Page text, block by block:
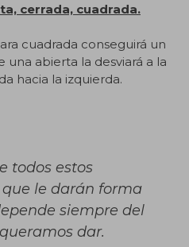
cerrada, cuadrada.
cuadrada conseguirá un
abierta la desviará a la
hacia la izquierda.
todos estos
le darán forma
siempre del
dar.